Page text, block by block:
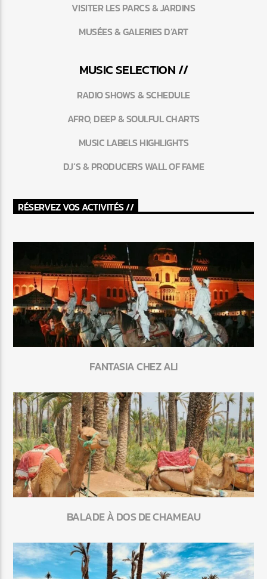
VISITER LES PARCS & JARDINS
MUSÉES & GALERIES D’ART
MUSIC SELECTION //
RADIO SHOWS & SCHEDULE
AFRO, DEEP & SOULFUL CHARTS
MUSIC LABELS HIGHLIGHTS
DJ’S & PRODUCERS WALL OF FAME
RÉSERVEZ VOS ACTIVITÉS //
FANTASIA CHEZ ALI
BALADE À DOS DE CHAMEAU